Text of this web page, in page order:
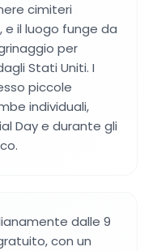
cimiteri
il luogo funge da
per
Stati Uniti. I
piccole
individuali,
Day e durante gli
dalle 9
con un